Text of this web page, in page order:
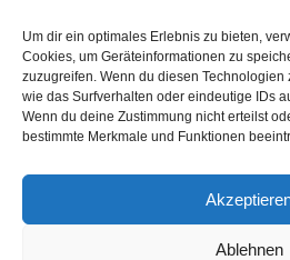
Um dir ein optimales Erlebnis zu bieten,
Cookies, um Geräteinformationen zu
zuzugreifen. Wenn du diesen Technologien
wie das Surfverhalten oder eindeutige IDs
Wenn du deine Zustimmung nicht erteilst
bestimmte Merkmale und Funktionen
Ablehnen
Neuigkeiten / Beiträge
Badminton
ANSPRECHPARTNER